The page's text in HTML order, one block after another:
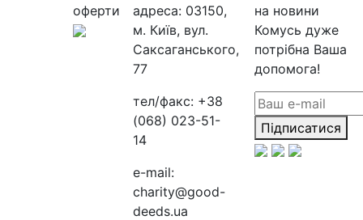
оферти
адреса: 03150,
м. Київ, вул.
Саксаганського,
77
тел/факс: +38
(068) 023-51-
14
e-mail:
charity@good-
deeds.ua
на новини
Комусь дуже
потрібна Ваша
допомога!
Підписатися